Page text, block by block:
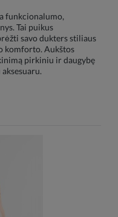
funkcionalumo,
Tai puikus
savo dukters stiliaus
komforto. Aukštos
pirkiniu ir daugybę